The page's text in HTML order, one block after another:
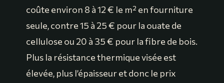
coûte environ 8 à 12 € le m² en fourniture
seule, contre 15 à 25 € pour la ouate de
cellulose ou 20 à 35 € pour la fibre de bois.
Plus la résistance thermique visée est
élevée, plus l’épaisseur et donc le prix